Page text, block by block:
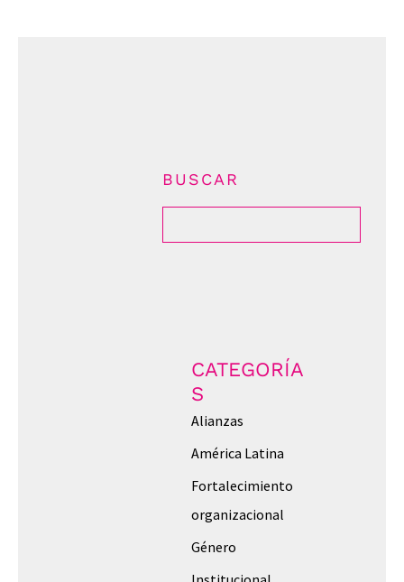
BUSCAR
CATEGORÍA
S
Alianzas
América Latina
Fortalecimiento
organizacional
Género